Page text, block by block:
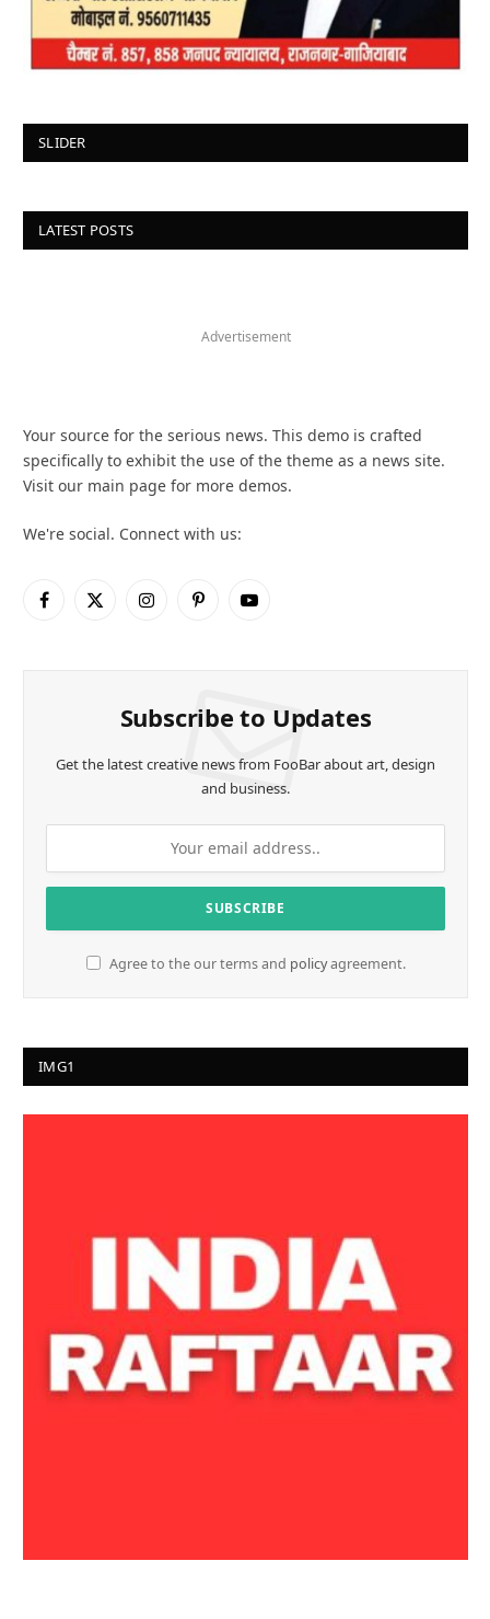
SLIDER
LATEST POSTS
Advertisement
Your source for the serious news. This demo is crafted
specifically to exhibit the use of the theme as a news site.
Visit our main page for more demos.
We're social. Connect with us:
Facebook
X
InstagramPinterestYouTube
Subscribe to Updates
Get the latest creative news from FooBar about art, design
and business.
Agree to the our terms and policyagreement.
IMG1